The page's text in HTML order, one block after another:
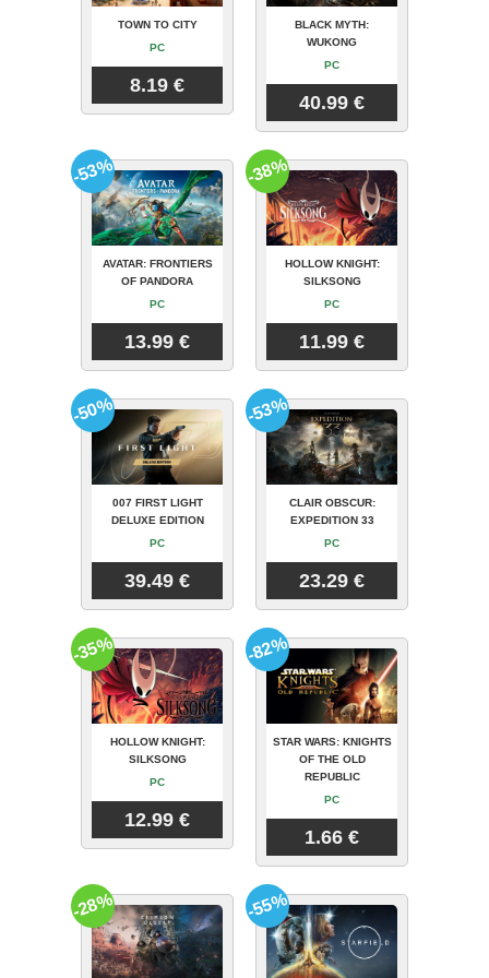
TOWN TO CITY
PC
8.19 €
BLACK MYTH:
WUKONG
PC
40.99 €
AVATAR: FRONTIERS
OF PANDORA
PC
13.99 €
-53%
HOLLOW KNIGHT:
SILKSONG
PC
11.99 €
-38%
007 FIRST LIGHT
DELUXE EDITION
PC
39.49 €
-50%
CLAIR OBSCUR:
EXPEDITION 33
PC
23.29 €
-53%
HOLLOW KNIGHT:
SILKSONG
PC
12.99 €
-35%
STAR WARS: KNIGHTS
OF THE OLD
REPUBLIC
PC
1.66 €
-82%
-28% -55%